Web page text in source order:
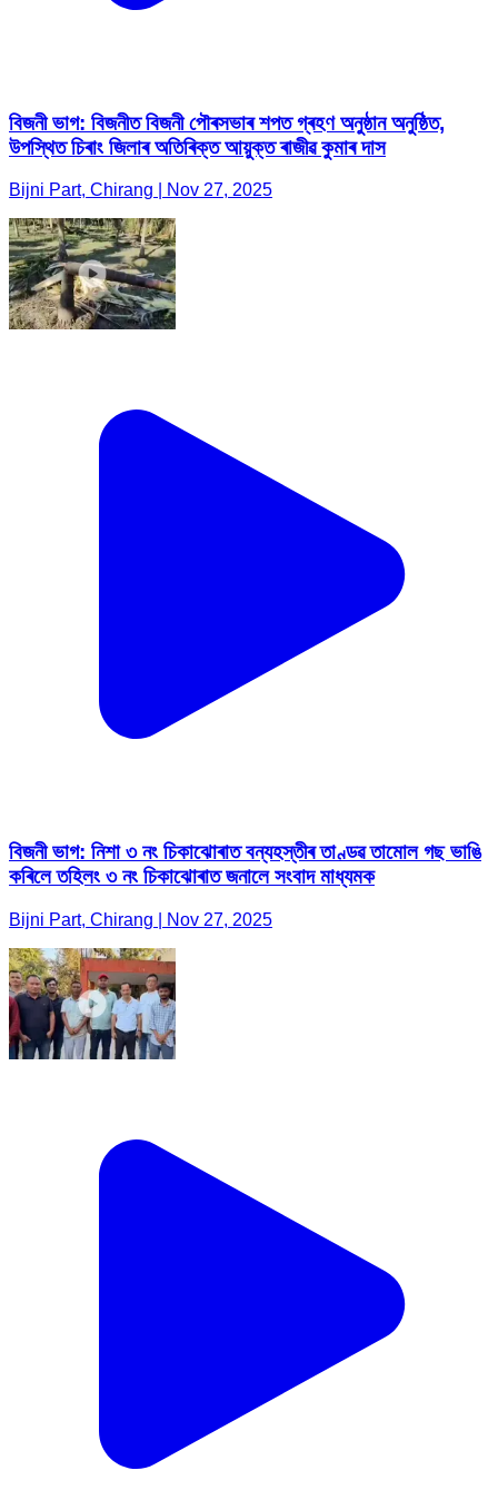
বিজনী ভাগ: বিজনীত বিজনী পৌৰসভাৰ শপত গ্ৰহণ অনুষ্ঠান অনুষ্ঠিত,
উপস্থিত চিৰাং জিলাৰ অতিৰিক্ত আয়ুক্ত ৰাজীৱ কুমাৰ দাস
Bijni Part, Chirang | Nov 27, 2025
বিজনী ভাগ: নিশা ৩ নং চিকাঝোৰাত বন্যহস্তীৰ তাণ্ডৱ তামোল গছ ভাঙি
কৰিলে তহিলং ৩ নং চিকাঝোৰাত জনালে সংবাদ মাধ্যমক
Bijni Part, Chirang | Nov 27, 2025